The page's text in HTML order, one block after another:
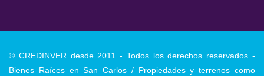
© CREDINVER desde 2011 - Todos los derechos reservados -
Bienes Raíces en San Carlos / Propiedades y terrenos como